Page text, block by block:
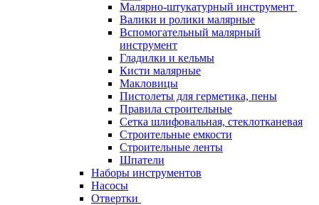
Малярно-штукатурный инструмент
Валики и ролики малярные
Вспомогательный малярный
инструмент
Гладилки и кельмы
Кисти малярные
Макловицы
Пистолеты для герметика, пены
Правила строительные
Сетка шлифовальная, стеклотканевая
Строительные емкости
Строительные ленты
Шпатели
Наборы инструментов
Насосы
Отвертки